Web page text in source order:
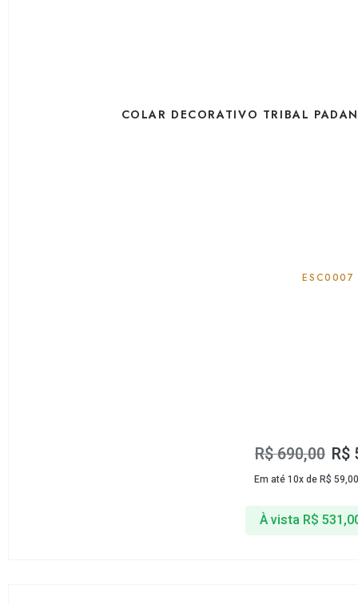
COLAR DECORATIVO TRIBAL
ESC0007
R$690,00 R$
Em até 10x deR$ 59,00
À vista R$